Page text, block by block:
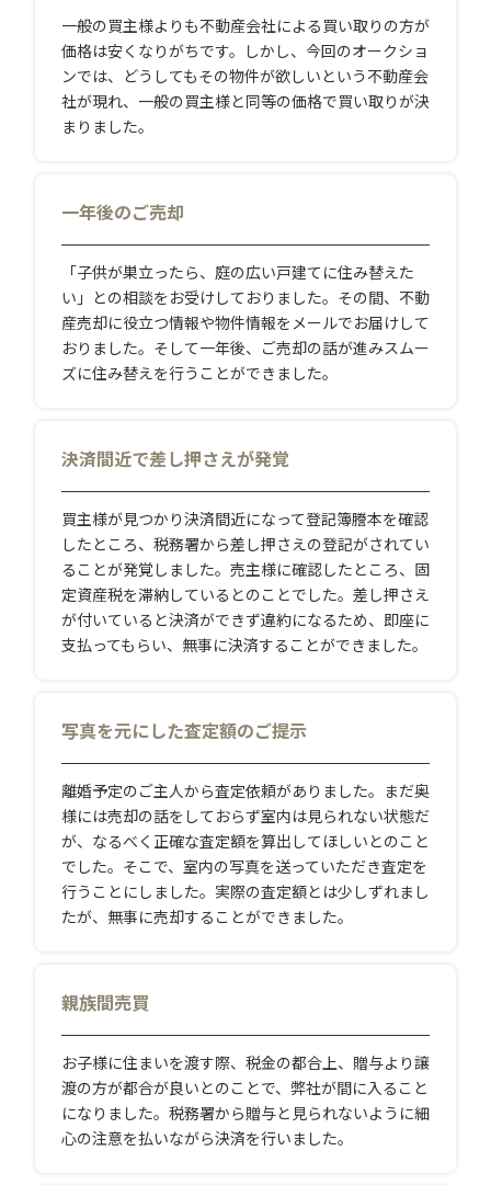
一般の買主様よりも不動産会社による買い取りの方が
価格は安くなりがちです。しかし、今回のオークショ
ンでは、どうしてもその物件が欲しいという不動産会
社が現れ、一般の買主様と同等の価格で買い取りが決
まりました。
一年後のご売却
「子供が巣立ったら、庭の広い戸建てに住み替えた
い」との相談をお受けしておりました。その間、不動
産売却に役立つ情報や物件情報をメールでお届けして
おりました。そして一年後、ご売却の話が進みスムー
ズに住み替えを行うことができました。
決済間近で差し押さえが発覚
買主様が見つかり決済間近になって登記簿謄本を確認
したところ、税務署から差し押さえの登記がされてい
ることが発覚しました。売主様に確認したところ、固
定資産税を滞納しているとのことでした。差し押さえ
が付いていると決済ができず違約になるため、即座に
支払ってもらい、無事に決済することができました。
写真を元にした査定額のご提示
離婚予定のご主人から査定依頼がありました。まだ奥
様には売却の話をしておらず室内は見られない状態だ
が、なるべく正確な査定額を算出してほしいとのこと
でした。そこで、室内の写真を送っていただき査定を
行うことにしました。実際の査定額とは少しずれまし
たが、無事に売却することができました。
親族間売買
お子様に住まいを渡す際、税金の都合上、贈与より譲
渡の方が都合が良いとのことで、弊社が間に入ること
になりました。税務署から贈与と見られないように細
心の注意を払いながら決済を行いました。